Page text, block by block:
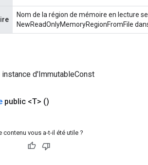
Nom de la région de mémoire en lecture
NewReadOnlyMemoryRegionFromFile
instance d'ImmutableConst
public <T> ()
contenu vous a-t-il été utile ?